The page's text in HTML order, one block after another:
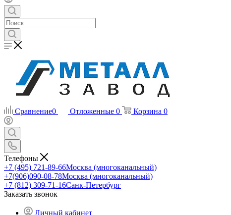
Сравнение0 Отложенные 0 Корзина 0
Телефоны
+7 (495) 721-89-66Москва (многоканальный)
+7(906)090-08-78Москва (многоканальный)
+7 (812) 309-71-16Санк-Петербург
Заказать звонок
Личный кабинет